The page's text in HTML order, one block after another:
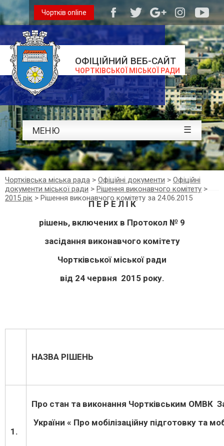
ОФІЦІЙНИЙ ВЕБ-САЙТ
ЧОРТКІВСЬКОЇ МІСЬКОЇ РАДИ
Чортків online
МЕНЮ ☰
Чортківська міська рада > Офіційні документи > Офіційні
документи міської ради > Рішення виконавчого комітету >
2015 рік > Рішення виконавчого комітету за 24.06.2015
П Е Р Е Л І К
рішень, включених в Протокол № 9
засідання виконавчого комітету
Чортківської міської ради
від 24 червня 2015 року.
НАЗВА РІШЕНЬ
1.
Про стан та виконання Чортківським ОМВК
України « Про мобілізаційну підготовку та